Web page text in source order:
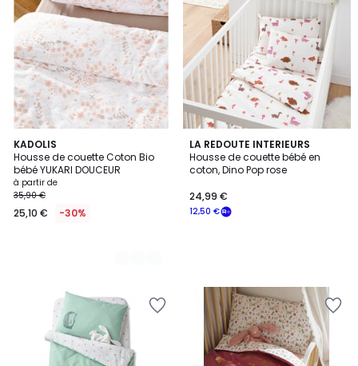
KADOLIS
Housse de couette Coton Bio
bébé YUKARI DOUCEUR
à partir de
35,90 €
25,10 € -30%
3
Couleurs
LA REDOUTE INTERIEURS
Housse de couette bébé en
coton, Dino Pop rose
12,50 €
24,99 €